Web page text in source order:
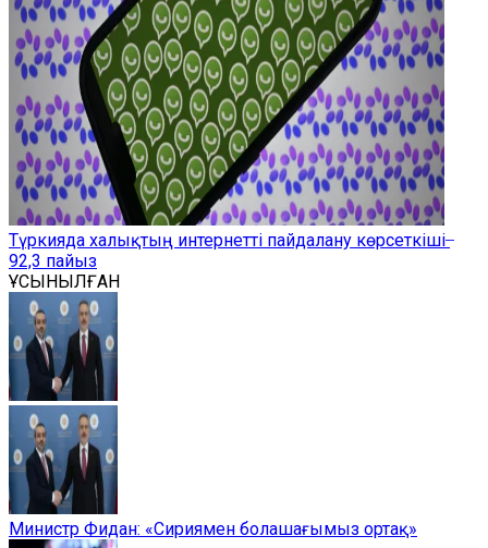
Түркияда халықтың интернетті пайдалану көрсеткіші ̶
92,3 пайыз
ҰСЫНЫЛҒАН
Министр Фидан: «Сириямен болашағымыз ортақ»